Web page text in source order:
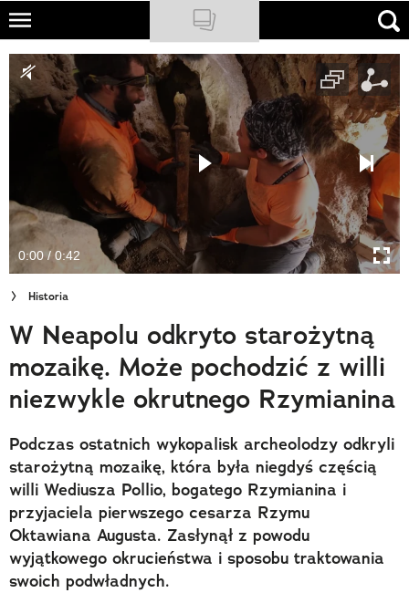
Skip
main
content
NATIONAL GEOGRAPHIC
TRAVELER
PODCASTY
Newsletter
Cuda Polski
Wielki Konkurs Fotograficzny
Trendbook Podróżniczy
Polecane
0:00 / 0:42
Historia
W Neapolu odkryto starożytną
mozaikę. Może pochodzić z willi
niezwykle okrutnego Rzymianina
Podczas ostatnich wykopalisk archeolodzy odkryli
starożytną mozaikę, która była niegdyś częścią
willi Wediusza Pollio, bogatego Rzymianina i
przyjaciela pierwszego cesarza Rzymu
Oktawiana Augusta. Zasłynął z powodu
wyjątkowego okrucieństwa i sposobu traktowania
swoich podwładnych.